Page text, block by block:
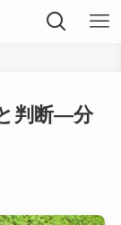
判断―分